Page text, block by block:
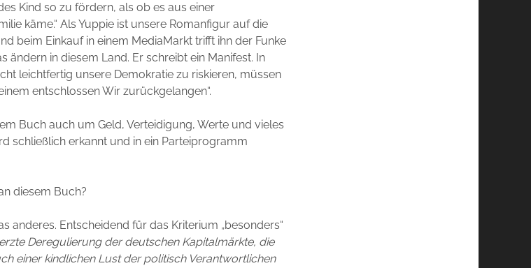
Kind so zu fördern, als ob es aus einer
käme.“ Als Yuppie ist unsere Romanfigur auf die
beim Einkauf in einem MediaMarkt trifft ihn der Funke
ändern in diesem Land. Er schreibt ein Manifest. In
leichtfertig unsere Demokratie zu riskieren, müssen
entschlossen Wir zurückgelangen“.
Buch auch um Geld, Verteidigung, Werte und vieles
schließlich erkannt und in ein Parteiprogramm
diesem Buch?
anderes. Entscheidend für das Kriterium „besonders“
Deregulierung der deutschen Kapitalmärkte, die
einer kindlichen Lust der politisch Verantwortlichen